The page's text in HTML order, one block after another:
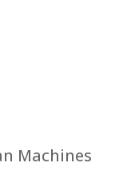
Machines